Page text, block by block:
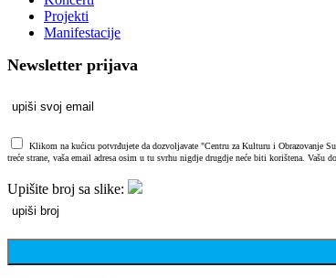
Projekti
Manifestacije
Newsletter prijava
Klikom na kućicu potvrđujete da dozvoljavate "Centru za Kulturu i Obrazovanje
treće strane, vaša email adresa osim u tu svrhu nigdje drugdje neće biti korištena.
Upišite broj sa slike: